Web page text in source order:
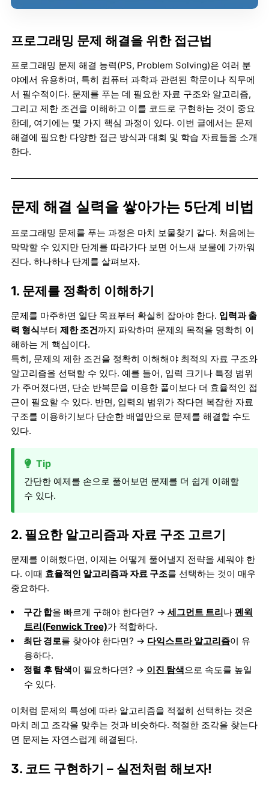
프로그래밍 문제 해결을 위한 접근법
프로그래밍 문제 해결 능력(PS, Problem Solving)은 여러 분
야에서 유용하며, 특히 컴퓨터 과학과 관련된 학문이나 직무에
서 필수적이다. 문제를 푸는 데 필요한 자료 구조와 알고리즘,
그리고 제한 조건을 이해하고 이를 코드로 구현하는 것이 중요
한데, 여기에는 몇 가지 핵심 과정이 있다. 이번 글에서는 문제
해결에 필요한 다양한 접근 방식과 대회 및 학습 자료들을 소개
한다.
문제 해결 실력을 쌓아가는 5단계 비법
프로그래밍 문제를 푸는 과정은 마치 보물찾기 같다. 처음에는
막막할 수 있지만 단계를 따라가다 보면 어느새 보물에 가까워
진다. 하나하나 단계를 살펴보자.
1. 문제를 정확히 이해하기
문제를 마주하면 일단 목표부터 확실히 잡아야 한다. 입력과 출
력 형식부터 제한 조건까지 파악하며 문제의 목적을 명확히 이
해하는 게 핵심이다.
특히, 문제의 제한 조건을 정확히 이해해야 최적의 자료 구조와
알고리즘을 선택할 수 있다. 예를 들어, 입력 크기나 특정 범위
가 주어졌다면, 단순 반복문을 이용한 풀이보다 더 효율적인 접
근이 필요할 수 있다. 반면, 입력의 범위가 작다면 복잡한 자료
구조를 이용하기보다 단순한 배열만으로 문제를 해결할 수도
있다.
Tip
간단한 예제를 손으로 풀어보면 문제를 더 쉽게 이해할
수 있다.
2. 필요한 알고리즘과 자료 구조 고르기
문제를 이해했다면, 이제는 어떻게 풀어낼지 전략을 세워야 한
다. 이때 효율적인 알고리즘과 자료 구조를 선택하는 것이 매우
중요하다.
구간 합을 빠르게 구해야 한다면? → 세그먼트 트리나 펜윅
트리(Fenwick Tree)가 적합하다.
최단 경로를 찾아야 한다면? → 다익스트라 알고리즘이 유
용하다.
정렬 후 탐색이 필요하다면? → 이진 탐색으로 속도를 높일
수 있다.
이처럼 문제의 특성에 따라 알고리즘을 적절히 선택하는 것은
마치 레고 조각을 맞추는 것과 비슷하다. 적절한 조각을 찾는다
면 문제는 자연스럽게 해결된다.
3. 코드 구현하기 – 실전처럼 해보자!